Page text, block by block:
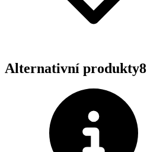
Alternativní produkty8